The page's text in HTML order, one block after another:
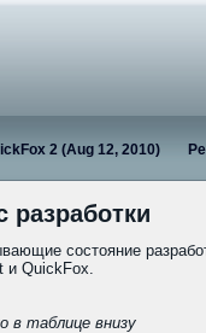
2 (Aug 12, 2010)
разработки
состояние
и QuickFox.
в таблице внизу